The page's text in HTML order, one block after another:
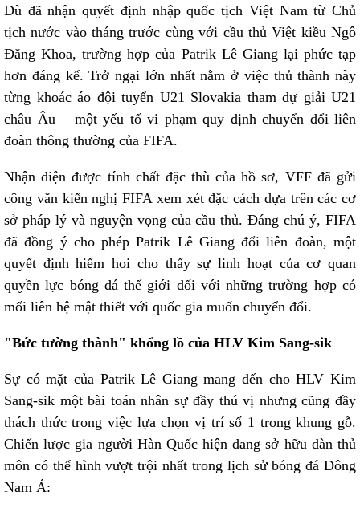
Dù đã nhận quyết định nhập quốc tịch Việt Nam từ Chủ
tịch nước vào tháng trước cùng với cầu thủ Việt kiều Ngô
Đăng Khoa, trường hợp của Patrik Lê Giang lại phức tạp
hơn đáng kể. Trở ngại lớn nhất nằm ở việc thủ thành này
từng khoác áo đội tuyển U21 Slovakia tham dự giải U21
châu Âu – một yếu tố vi phạm quy định chuyển đổi liên
đoàn thông thường của FIFA.
Nhận diện được tính chất đặc thù của hồ sơ, VFF đã gửi
công văn kiến nghị FIFA xem xét đặc cách dựa trên các cơ
sở pháp lý và nguyện vọng của cầu thủ. Đáng chú ý, FIFA
đã đồng ý cho phép Patrik Lê Giang đổi liên đoàn, một
quyết định hiếm hoi cho thấy sự linh hoạt của cơ quan
quyền lực bóng đá thế giới đối với những trường hợp có
mối liên hệ mật thiết với quốc gia muốn chuyển đổi.
"Bức tường thành" khổng lồ của HLV Kim Sang-sik
Sự có mặt của Patrik Lê Giang mang đến cho HLV Kim
Sang-sik một bài toán nhân sự đầy thú vị nhưng cũng đầy
thách thức trong việc lựa chọn vị trí số 1 trong khung gỗ.
Chiến lược gia người Hàn Quốc hiện đang sở hữu dàn thủ
môn có thể hình vượt trội nhất trong lịch sử bóng đá Đông
Nam Á: